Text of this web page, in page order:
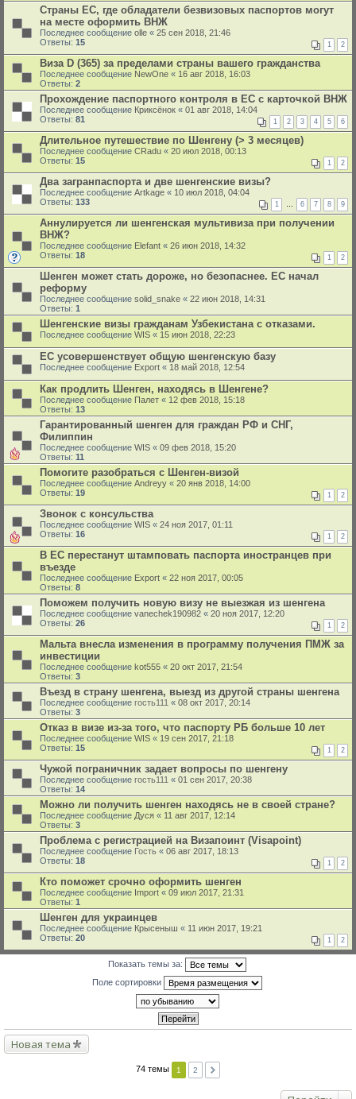
Страны ЕС, где обладатели безвизовых паспортов могут
на месте оформить ВНЖ
Последнее сообщение olle « 25 сен 2018, 21:46
Ответы: 15 1 2
Виза D (365) за пределами страны вашего гражданства
Последнее сообщение NewOne « 16 авг 2018, 16:03
Ответы: 2
Прохождение паспортного контроля в ЕС с карточкой ВНЖ
Последнее сообщение Криксёнок « 01 авг 2018, 14:04
Ответы: 81 1 2 3 4 5 6
Длительное путешествие по Шенгену (> 3 месяцев)
Последнее сообщение CRadu « 20 июл 2018, 00:13
Ответы: 15 1 2
Два загранпаспорта и две шенгенские визы?
Последнее сообщение Artkage « 10 июл 2018, 04:04
Ответы: 133 1 … 6 7 8 9
Аннулируется ли шенгенская мультивиза при получении
ВНЖ?
Последнее сообщение Elefant « 26 июн 2018, 14:32
Ответы: 18 1 2
Шенген может стать дороже, но безопаснее. ЕС начал
реформу
Последнее сообщение solid_snake « 22 июн 2018, 14:31
Ответы: 1
Шенгенские визы гражданам Узбекистана с отказами.
Последнее сообщение WIS « 15 июн 2018, 22:23
ЕС усовершенствует общую шенгенскую базу
Последнее сообщение Export « 18 май 2018, 12:54
Как продлить Шенген, находясь в Шенгене?
Последнее сообщение Палет « 12 фев 2018, 15:18
Ответы: 13
Гарантированный шенген для граждан РФ и СНГ,
Филиппин
Последнее сообщение WIS « 09 фев 2018, 15:20
Ответы: 11
Помогите разобраться с Шенген-визой
Последнее сообщение Andreyy « 20 янв 2018, 14:00
Ответы: 19 1 2
Звонок с консульства
Последнее сообщение WIS « 24 ноя 2017, 01:11
Ответы: 16 1 2
В ЕС перестанут штамповать паспорта иностранцев при
въезде
Последнее сообщение Export « 22 ноя 2017, 00:05
Ответы: 8
Поможем получить новую визу не выезжая из шенгена
Последнее сообщение vanechek190982 « 20 ноя 2017, 12:20
Ответы: 26 1 2
Мальта внесла изменения в программу получения ПМЖ за
инвестиции
Последнее сообщение kot555 « 20 окт 2017, 21:54
Ответы: 3
Въезд в страну шенгена, выезд из другой страны шенгена
Последнее сообщение гость111 « 08 окт 2017, 20:14
Ответы: 3
Отказ в визе из-за того, что паспорту РБ больше 10 лет
Последнее сообщение WIS « 19 сен 2017, 21:18
Ответы: 15 1 2
Чужой пограничник задает вопросы по шенгену
Последнее сообщение гость111 « 01 сен 2017, 20:38
Ответы: 14
Можно ли получить шенген находясь не в своей стране?
Последнее сообщение Дуся « 11 авг 2017, 12:14
Ответы: 3
Проблема с регистрацией на Визапоинт (Visapoint)
Последнее сообщение Гость « 06 авг 2017, 18:13
Ответы: 18 1 2
Кто поможет срочно оформить шенген
Последнее сообщение Import « 09 июл 2017, 21:31
Ответы: 1
Шенген для украинцев
Последнее сообщение Крысеныш « 11 июн 2017, 19:21
Ответы: 20 1 2
Показать темы за:
Поле сортировки
Новая тема
74 темы 1 2